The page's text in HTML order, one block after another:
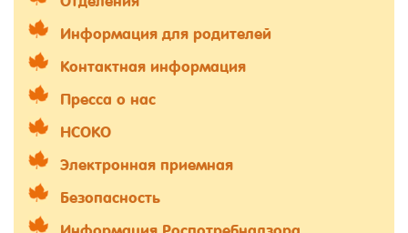
Информация для родителей
Контактная информация
Пресса о нас
НСОКО
Электронная приемная
Безопасность